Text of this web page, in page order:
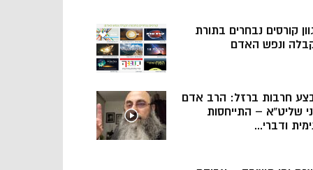
קורסים נבחרים בתורת
ונפש האדם
חרבות ברזל: הרב אדם
שליט”א – התייחסות
ודברי...